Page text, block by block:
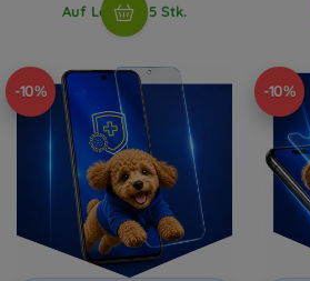
Auf Lager > 5 Stk.
-10% -10%